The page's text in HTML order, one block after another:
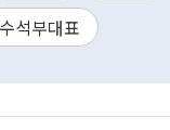
석부대표